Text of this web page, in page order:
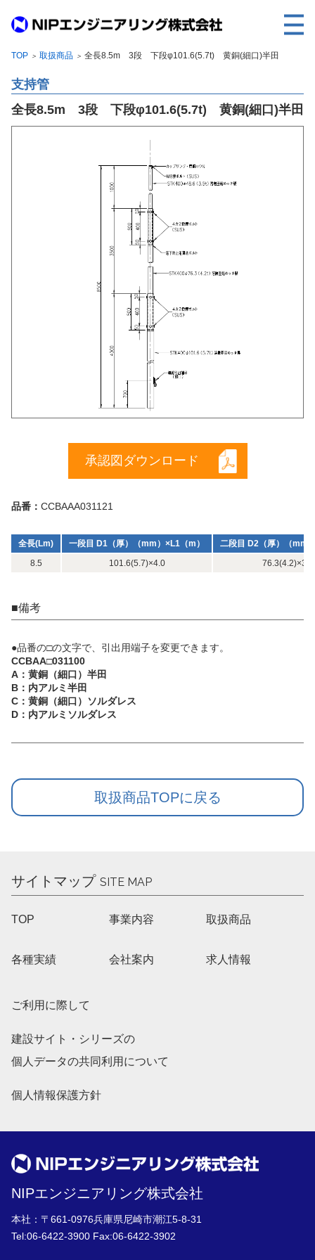
事業内容
取扱製品
個人データの共同利用について
TOP ＞ 取扱商品 ＞ 全長8.5m 3段 下段φ101.6(5.7t) 黄銅(細口)半田
支持管
全長8.5m 3段 下段φ101.6(5.7t) 黄銅(細口)半田
承認図ダウンロード
品番： CCBAAA031121
全長(Lm) 一段目 D1（厚）（mm）×L1（m）
二段目 D2（厚）（mm
8.5
101.6(5.7)×4.0 76.3(4.2)×3.5
■備考
●品番の□の文字で、引出用端子を変更できます。
CCBAA□031100
A：黄銅（細口）半田
B：内アルミ半田
C：黄銅（細口）ソルダレス
D：内アルミソルダレス
取扱商品TOPに戻る
サイトマップ SITE MAP
TOP 事業内容 取扱商品
各種実績 会社案内 求人情報
ご利用に際して
建設サイト・シリーズの
個人データの共同利用について
個人情報保護方針
NIPエンジニアリング株式会社
本社：〒661-0976兵庫県尼崎市潮江5-8-31
Tel:06-6422-3900 Fax:06-6422-3902